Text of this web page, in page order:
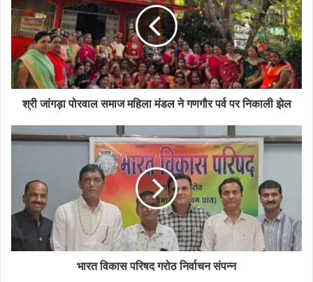
श्री जांगड़ा पोरवाल समाज महिला मंडल ने गणगौर पर्व पर निकाली झेल
भारत विकास परिषद गरोठ निर्वाचन संपन्न